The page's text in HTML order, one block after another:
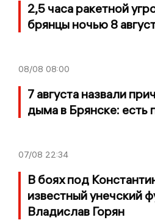
2,5 часа ракетной
брянцы ночью 8
08/08 08:00
7 августа назвали
дыма в Брянске: есть
07/08 22:34
В боях под
известный унечский
Владислав Горян